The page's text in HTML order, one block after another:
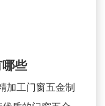
些
加工门窗五金制